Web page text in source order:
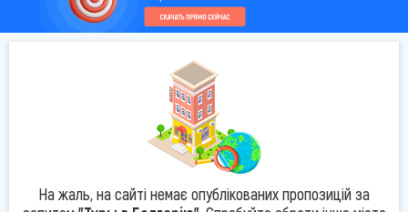
На жаль, на сайті немає опублікованих пропозицій за